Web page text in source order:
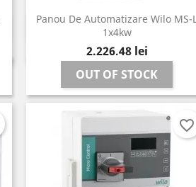
Panou De Automatizare Wilo MS-
1x4kw
Pret
2.226,48 lei
OUT OF STOCK
Vizualizare rapida
favorite_border